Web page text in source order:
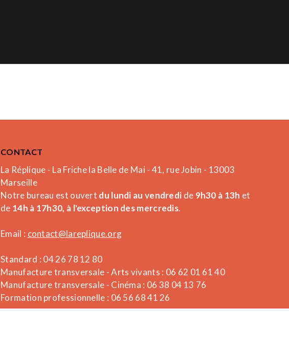
CONTACT
La Réplique - La Friche la Belle de Mai - 41, rue Jobin - 13003
Marseille
Notre bureau est ouvert du lundi au vendredi de 9h30 à 13h et
de 14h à 17h30, à l'exception des mercredis.
Email : contact@lareplique.org
Standard : 04 26 78 12 80
Manufacture transversale - Arts vivants : 06 62 01 61 40
Manufacture transversale - Cinéma : 06 38 04 13 76
Formation professionnelle : 06 56 68 41 26